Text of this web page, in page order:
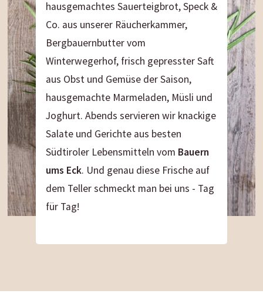
hausgemachtes Sauerteigbrot, Speck &
Co. aus unserer Räucherkammer,
Bergbauernbutter vom
Winterwegerhof, frisch gepresster Saft
aus Obst und Gemüse der Saison,
hausgemachte Marmeladen, Müsli und
Joghurt. Abends servieren wir knackige
Salate und Gerichte aus besten
Südtiroler Lebensmitteln vom Bauern
ums Eck. Und genau diese Frische auf
dem Teller schmeckt man bei uns - Tag
für Tag!